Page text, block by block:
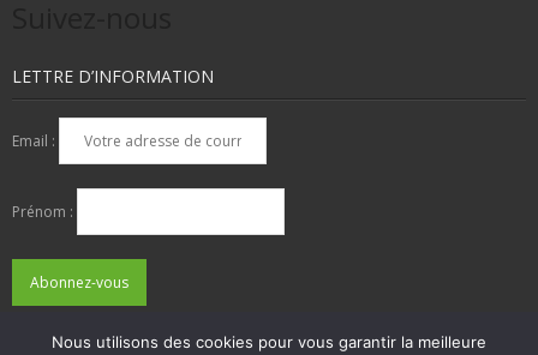
LETTRE D’INFORMATION
Email :
Prénom :
Nous utilisons des cookies pour vous garantir la meilleure